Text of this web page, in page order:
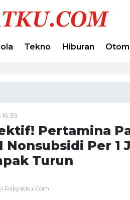
Tekno Hiburan
Pertamina
Nonsubsidi Per 1
Turun
Rakyatku.Com